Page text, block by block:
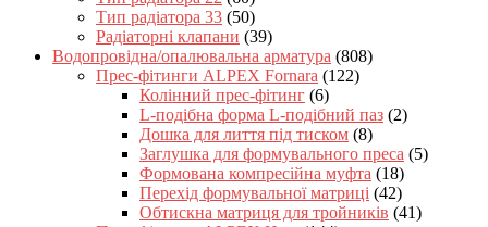
Тип радіатора 33 (50)
Радіаторні клапани (39)
Водопровідна/опалювальна арматура (808)
Прес-фітинги ALPEX Fornara (122)
Колінний прес-фітинг (6)
L-подібна форма L-подібний паз (2)
Дошка для лиття під тиском (8)
Заглушка для формувального преса (5)
Формована компресійна муфта (18)
Перехід формувальної матриці (42)
Обтискна матриця для тройників (41)